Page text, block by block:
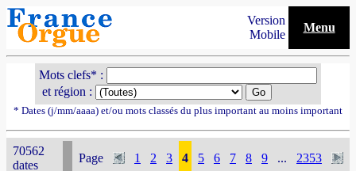
Version
Mobile
Menu
Mots clefs* :
et région :
* Dates (j/mm/aaaa) et/ou mots classés du plus important au moins important
70562
dates
Page 1 2 3 4 5 6 7 8 9 ... 2353